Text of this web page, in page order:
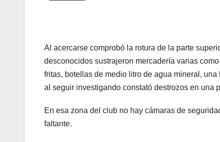
Al acercarse comprobó la rotura de la parte
desconocidos sustrajeron mercadería varias
fritas, botellas de medio litro de agua mineral,
al seguir investigando constató destrozos en una
En esa zona del club no hay cámaras de
faltante.